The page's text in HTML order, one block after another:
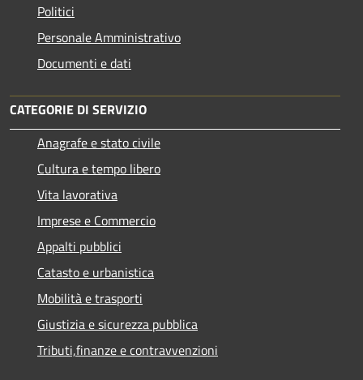
Politici
Personale Amministrativo
Documenti e dati
CATEGORIE DI SERVIZIO
Anagrafe e stato civile
Cultura e tempo libero
Vita lavorativa
Imprese e Commercio
Appalti pubblici
Catasto e urbanistica
Mobilità e trasporti
Giustizia e sicurezza pubblica
Tributi,finanze e contravvenzioni